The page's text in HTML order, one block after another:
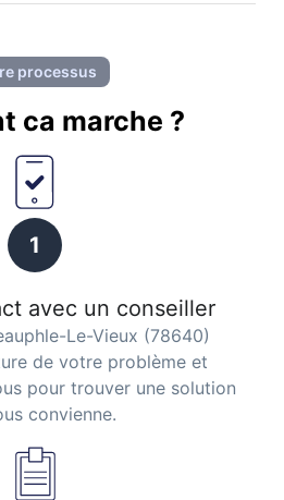
processus
ca marche ?
1
avec un conseiller
Le-Vieux (78640)
de votre problème et
pour trouver une solution
convienne.